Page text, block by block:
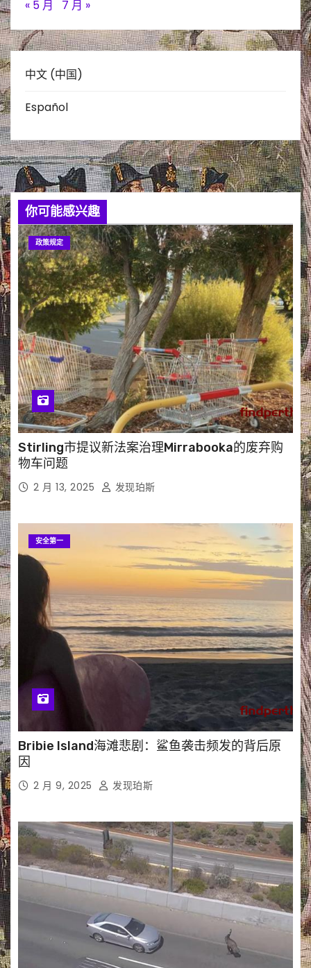
« 5 月 7 月 »
中文 (中国)
Español
你可能感兴趣
政策规定
Stirling市提议新法案治理Mirrabooka的废弃购
物车问题
2 月 13, 2025 发现珀斯
安全第一
Bribie Island海滩悲剧：鲨鱼袭击频发的背后原
因
2 月 9, 2025 发现珀斯